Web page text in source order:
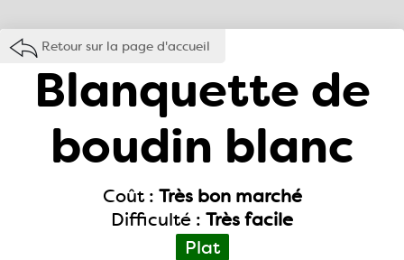
Retour sur la page d'accueil
Blanquette de
boudin blanc
Coût : Très bon marché
Difficulté : Très facile
Plat